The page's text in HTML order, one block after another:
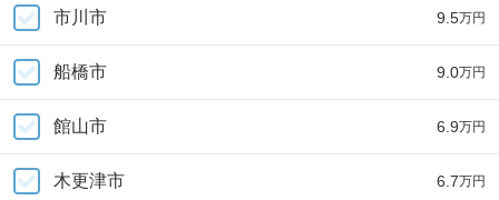
市川市 9.5万円
船橋市 9.0万円
館山市 6.9万円
木更津市 6.7万円